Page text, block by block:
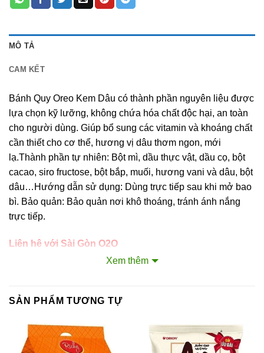
MÔ TẢ
CAM KẾT
Bánh Quy Oreo Kem Dâu có thành phần nguyên liệu được
lựa chọn kỹ lưỡng, không chứa hóa chất độc hại, an toàn
cho người dùng. Giúp bổ sung các vitamin và khoáng chất
cần thiết cho cơ thể, hương vị dâu thơm ngon, mới
lạ.Thành phần tự nhiên: Bột mì, dầu thực vật, dầu cọ, bột
cacao, siro fructose, bột bắp, muối, hương vani và dâu, bột
dâu…Hướng dẫn sử dụng: Dùng trực tiếp sau khi mở bao
bì. Bảo quản: Bảo quản nơi khô thoáng, tránh ánh nắng
trực tiếp.
Liên hệ với Sài Gòn O2O
Trang Fanpage Sài Gòn O2O
Kim Sài Gòn phân phối băng keo
Tư vấn đầu tư chứng khoán
Dịch Vụ Đăng Ký Kinh Doanh
Xem thêm
SẢN PHẨM TƯƠNG TỰ